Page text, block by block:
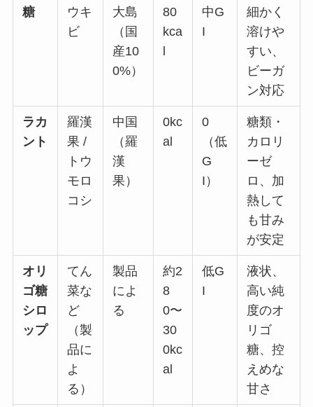
糖
ウキ
ビ
大島
（国
産10
0%）
80
kca
l
中G
I
細かく
溶けや
すい、
ビーガ
ン対応
ラカ
ント
羅漢
果 /
トウ
モロ
コシ
中国
（羅
漢
果）
0kc
al
0
（低
G
I）
糖類・
カロリ
ーゼ
ロ、加
熱して
も甘み
が安定
オリ
ゴ糖
シロ
ップ
てん
菜な
ど
（製
品に
よ
る）
製品
によ
る
約2
8
0〜
30
0kc
al
低G
I
液状、
高い純
度のオ
リゴ
糖、控
えめな
甘さ